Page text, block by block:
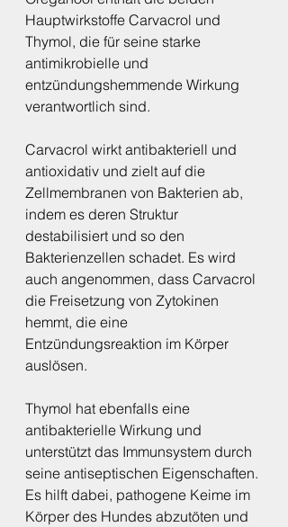
Hauptwirkstoffe Carvacrol und
Thymol, die für seine starke
antimikrobielle und
entzündungshemmende Wirkung
verantwortlich sind.
Carvacrol wirkt antibakteriell und
antioxidativ und zielt auf die
Zellmembranen von Bakterien ab,
indem es deren Struktur
destabilisiert und so den
Bakterienzellen schadet. Es wird
auch angenommen, dass Carvacrol
die Freisetzung von Zytokinen
hemmt, die eine
Entzündungsreaktion im Körper
auslösen.
Thymol hat ebenfalls eine
antibakterielle Wirkung und
unterstützt das Immunsystem durch
seine antiseptischen Eigenschaften.
Es hilft dabei, pathogene Keime im
Körper des Hundes abzutöten und